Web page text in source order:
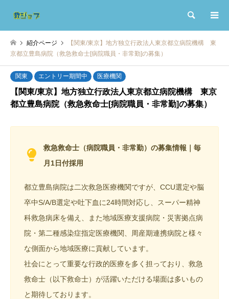
検索
紹介ページ
【関東/東京】地方独立行政法人東京都立病院機構 東
京都立豊島病院（救急救命士[病院職員・非常勤]の募集）
関東 エントリー期間中 医療機関
【関東/東京】地方独立行政法人東京都立病院機構 東京
都立豊島病院（救急救命士[病院職員・非常勤]の募集）
救急救命士（病院職員・非常勤）の募集情報 ｜毎
月1日付採用
都立豊島病院は二次救急医療機関ですが、CCU選定や脳
卒中S/A/B選定や吐下血に24時間対応し、スーパー精神
科救急病床を備え、また地域医療支援病院・災害拠点病
院・第二種感染症指定医療機関、周産期連携病院と様々
な側面から地域医療に貢献しています。
社会にとって重要な行政的医療を多く担っており、救急
救命士（以下救命士）が活躍いただける場面は多いもの
と期待しております。